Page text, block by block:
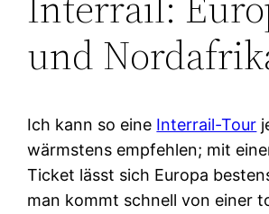
und
Ich kann so eine Interrail-Tour
wärmstens empfehlen; mit
Ticket lässt sich Europa
man kommt schnell von einer